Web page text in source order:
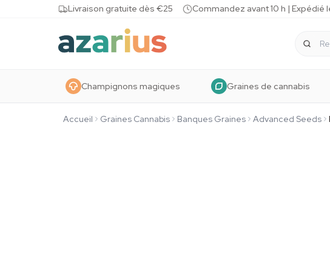
Skip to contentLivraison gratuite dès €25 Commandez avant 10 h | Expédié
Champignons magiques Graines de cannabis
Accueil Graines Cannabis Banques Graines Advanced Seeds